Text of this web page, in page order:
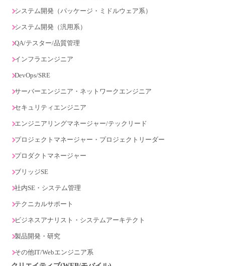
システム開発（パッケージ・ミドルウェア系）
システム開発（汎用系）
QA/テスター/品質管理
インフラエンジニア
DevOps/SRE
サーバーエンジニア・ネットワークエンジニア
セキュリティエンジニア
エンジニアリングマネージャー/テックリード
プロジェクトマネージャー・プロジェクトリーダー
プロダクトマネージャー
ブリッジSE
社内SE・システム管理
テクニカルサポート
ビジネスアナリスト・システムアーキテクト
製品開発・研究
その他IT/Webエンジニア系